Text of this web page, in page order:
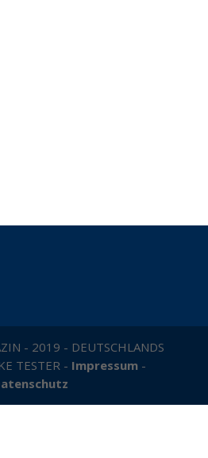
- 2019 - DEUTSCHLANDS
TESTER - Impressum-